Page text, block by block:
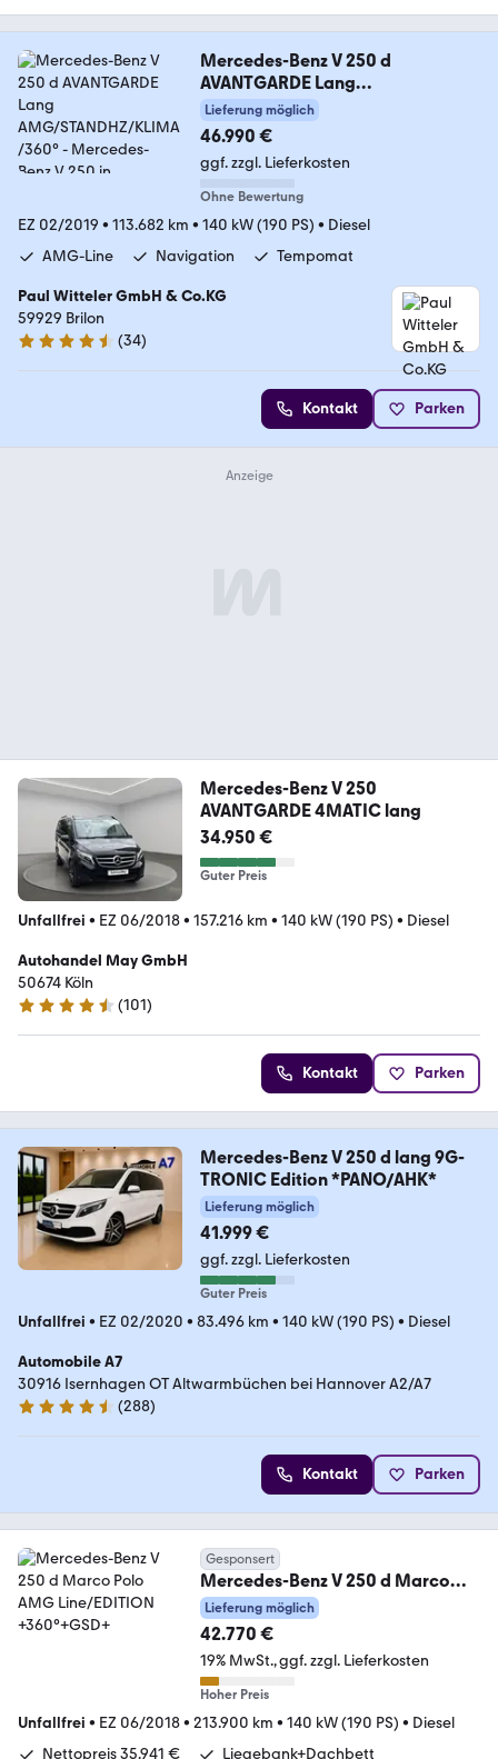
Mercedes-Benz V 250 d
AVANTGARDE Lang
AMG/STANDHZ/KLIMA/360°
Lieferung möglich
46.990 €
ggf. zzgl. Lieferkosten
Ohne Bewertung
EZ 02/2019 • 113.682 km • 140 kW (190 PS) • Diesel
AMG-Line
Navigation Tempomat
Paul Witteler GmbH & Co.KG
59929 Brilon
4.6 Sterne
(34)
Kontakt Parken
Mercedes-Benz V 250
AVANTGARDE 4MATIC lang
34.950 €
Guter Preis
Unfallfrei • EZ 06/2018• 157.216 km • 140 kW (190 PS) • Diesel
Autohandel May GmbH
50674 Köln
4.7 Sterne
(101)
Kontakt Parken
Mercedes-Benz V 250 d lang 9G-
TRONIC Edition *PANO/AHK*
Lieferung möglich
41.999 €
ggf. zzgl. Lieferkosten
Guter Preis
Unfallfrei • EZ 02/2020 • 83.496 km • 140 kW (190 PS) • Diesel
Automobile A7
30916 Isernhagen OT Altwarmbüchen bei Hannover A2/A7
4.7 Sterne
(288)
Kontakt Parken
Gesponsert
Mercedes-Benz V 250 d Marco
Polo AMG Line/EDITION +360°
+GSD+
Lieferung möglich
42.770 €
19% MwSt. ggf. zzgl. Lieferkosten
Hoher Preis
Unfallfrei • EZ 06/2018• 213.900 km • 140 kW (190 PS) • Diesel
Nettopreis 35.941 €
Liegebank+Dachbett